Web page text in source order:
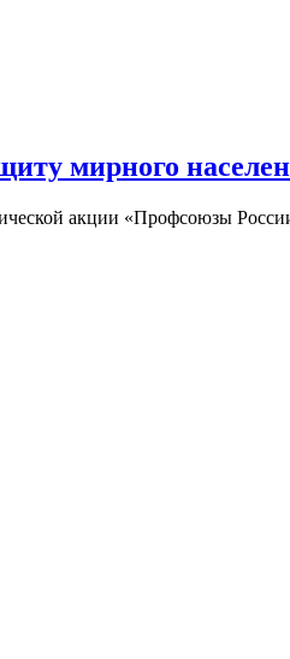
мирного
акции «Профсоюзы